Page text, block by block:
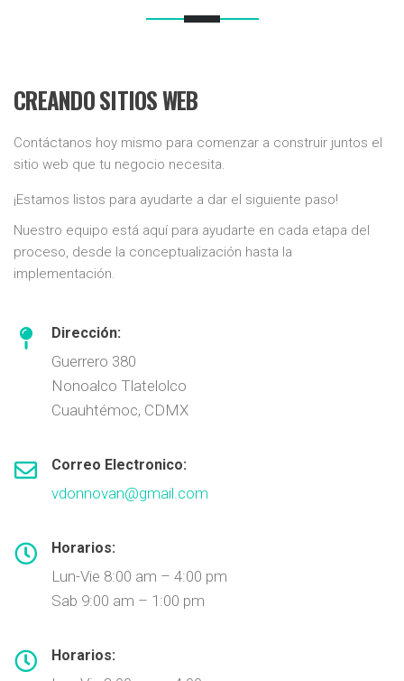
CREANDO SITIOS WEB
Contáctanos hoy mismo para comenzar a construir juntos el
sitio web que tu negocio necesita.
¡Estamos listos para ayudarte a dar el siguiente paso!
Nuestro equipo está aquí para ayudarte en cada etapa del
proceso, desde la conceptualización hasta la
implementación.
Dirección:
Guerrero 380
Nonoalco Tlatelolco
Cuauhtémoc, CDMX
Correo Electronico:
vdonnovan@gmail.com
Horarios:
Lun-Vie 8:00 am – 4:00 pm
Sab 9:00 am – 1:00 pm
Horarios: